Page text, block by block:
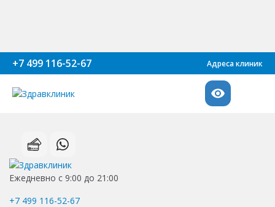
+7 499 116-52-67 Адреса клиник
Ежедневно с 9:00 до 21:00
+7 499 116-52-67